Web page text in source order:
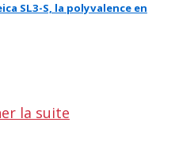
SL3-S, la polyvalence en
SL 28-70mm f/2.8 ASPH
la suite